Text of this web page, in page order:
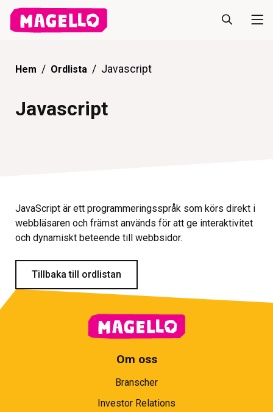
Hem Ordlista Javascript
Javascript
JavaScript är ett programmeringsspråk som körs direkt i
webbläsaren och främst används för att ge interaktivitet
och dynamiskt beteende till webbsidor.
Tillbaka till ordlistan
Om oss
Branscher
Investor Relations